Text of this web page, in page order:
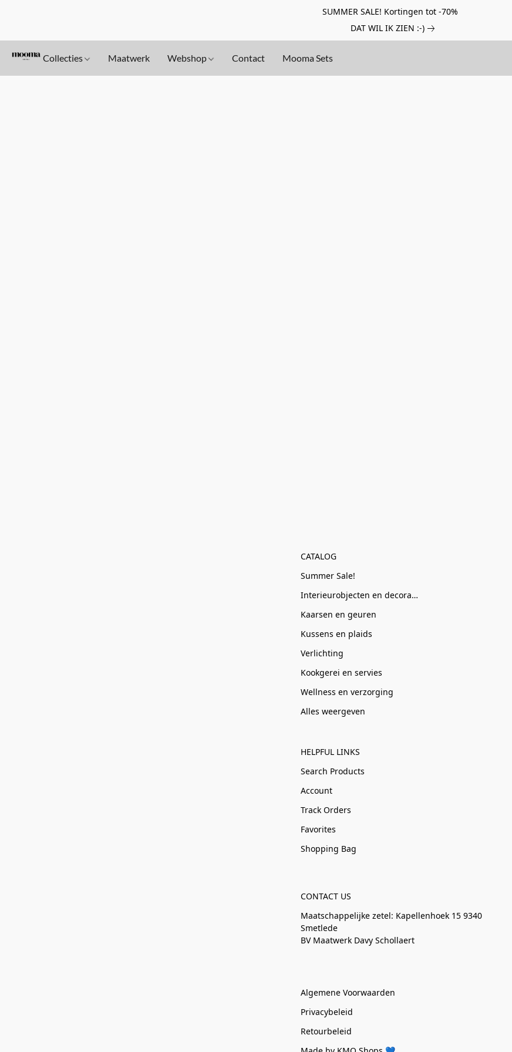
SUMMER SALE! Kortingen tot -70%
DAT WIL IK ZIEN :-)
Collecties Maatwerk Webshop Contact Mooma Sets
CATALOG
Summer Sale!
Interieurobjecten en decoratie
Kaarsen en geuren
Kussens en plaids
Verlichting
Kookgerei en servies
Wellness en verzorging
Alles weergeven
HELPFUL LINKS
Search Products
Account
Track Orders
Favorites
Shopping Bag
CONTACT US
Maatschappelijke zetel: Kapellenhoek 15 9340
Smetlede
BV Maatwerk Davy Schollaert
Algemene Voorwaarden
Privacybeleid
Retourbeleid